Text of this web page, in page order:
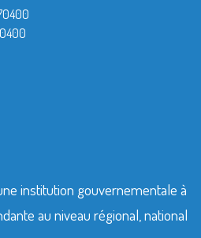
institution gouvernementale à
au niveau régional, national